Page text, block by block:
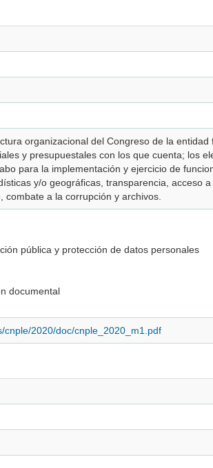
organizacional del Congreso de la entidad
y presupuestales con los que cuenta; los
para la implementación y ejercicio de
y/o geográficas, transparencia, acceso a
a la corrupción y archivos.
pública y protección de datos personales
documental
cnple/2020/doc/cnple_2020_m1.pdf